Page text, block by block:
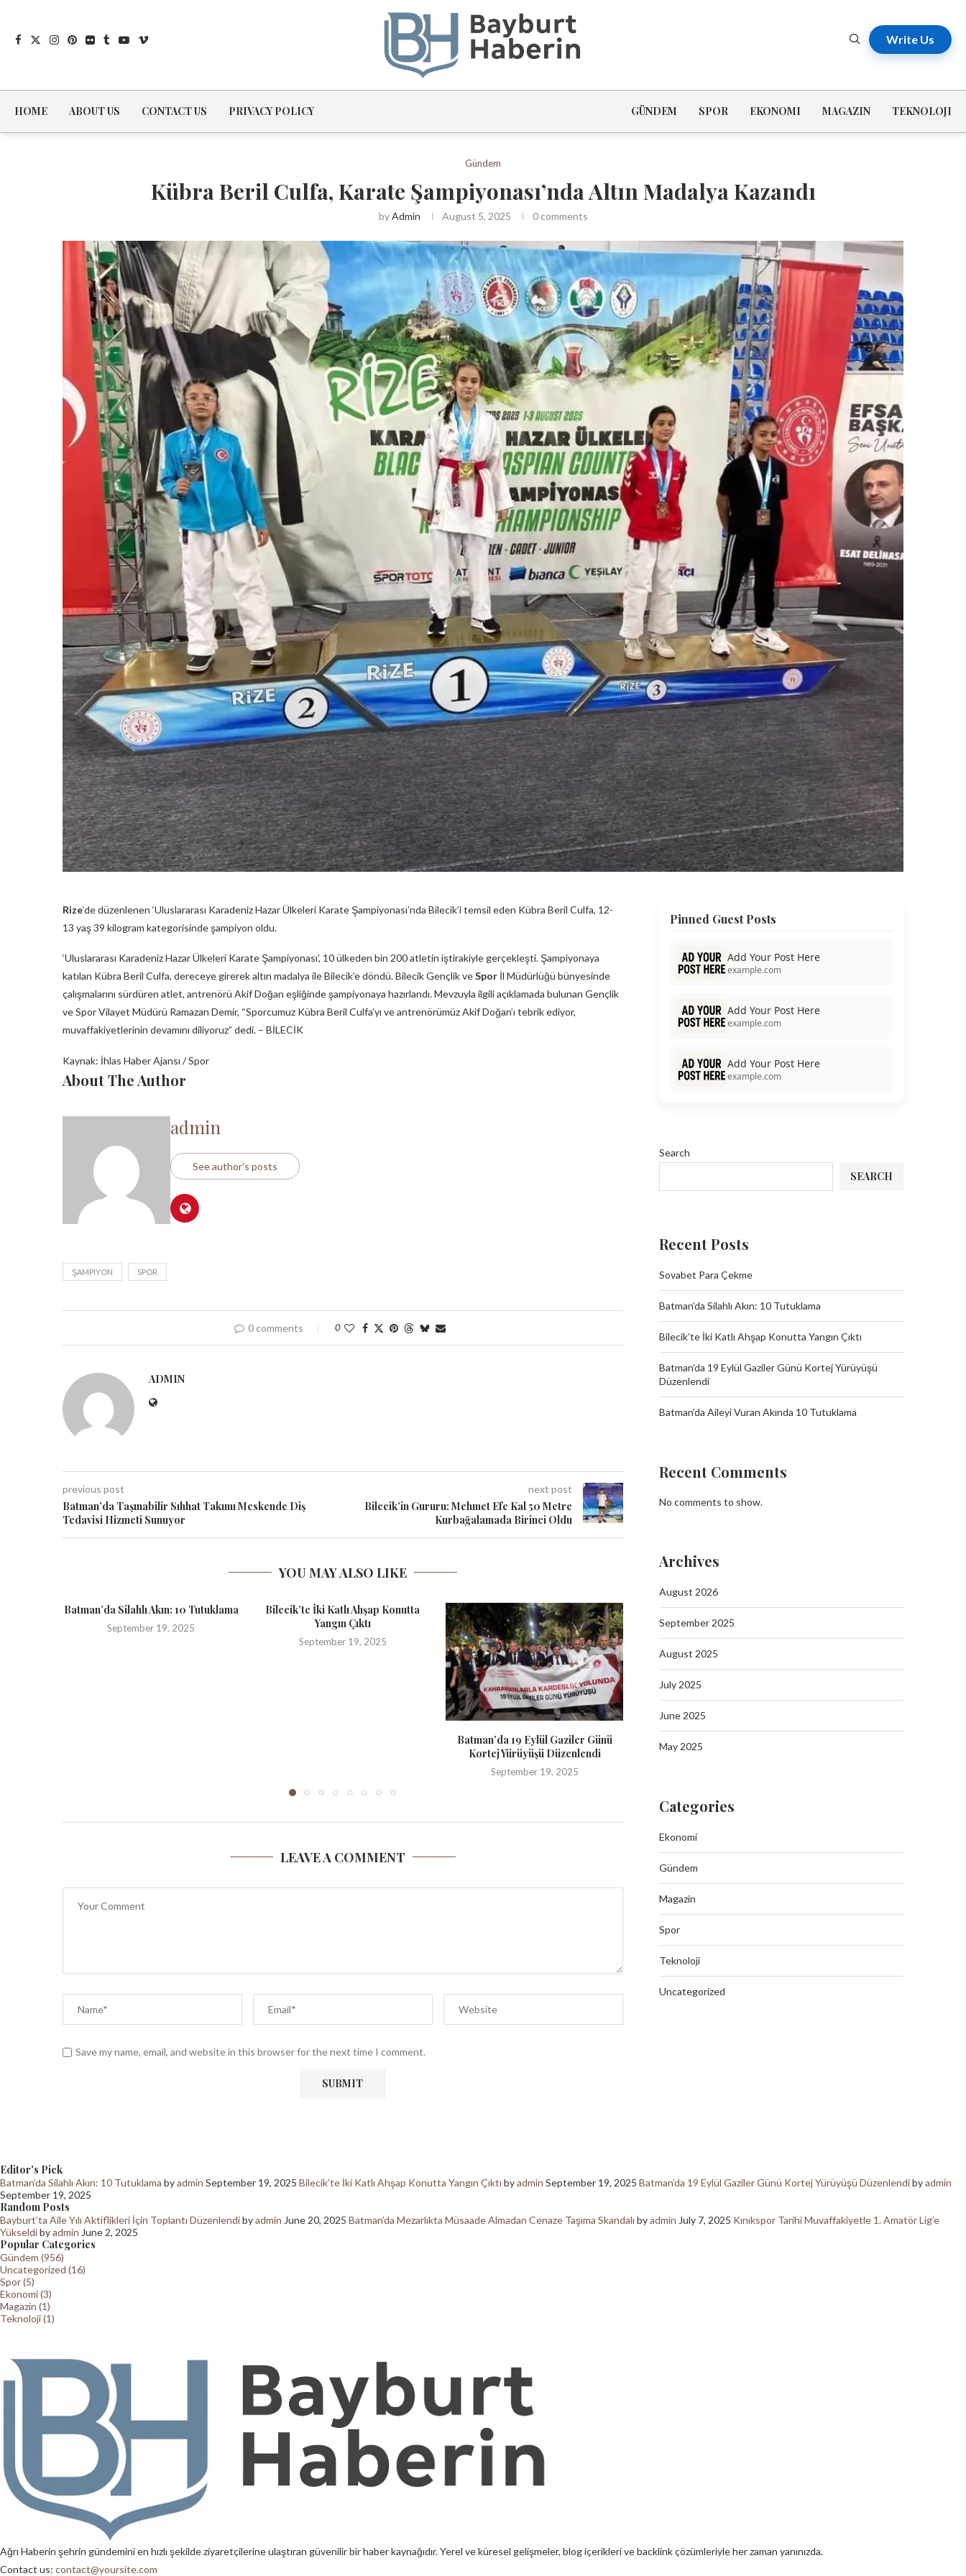
Write Us
HOME ABOUT US CONTACT US PRIVACY POLICY GÜNDEM SPOR EKONOMI MAGAZIN TEKNOLOJI
Gündem
Kübra Beril Culfa, Karate Şampiyonası’nda Altın Madalya Kazandı
byAdmin August 5, 2025 0 comments
Rize‘de düzenlenen ‘Uluslararası Karadeniz Hazar Ülkeleri Karate Şampiyonası’nda Bilecik’i temsil eden Kübra Beril Culfa, 12-
13 yaş 39 kilogram kategorisinde şampiyon oldu.
‘Uluslararası Karadeniz Hazar Ülkeleri Karate Şampiyonası’, 10 ülkeden bin 200 atletin iştirakiyle gerçekleşti. Şampiyonaya
katılan Kübra Beril Culfa, dereceye girerek altın madalya ile Bilecik’e döndü. Bilecik Gençlik veSpor İl Müdürlüğü bünyesinde
çalışmalarını sürdüren atlet, antrenörü Akif Doğan eşliğinde şampiyonaya hazırlandı. Mevzuyla ilgili açıklamada bulunan Gençlik
ve Spor Vilayet Müdürü Ramazan Demir, “Sporcumuz Kübra Beril Culfa’yı ve antrenörümüz Akif Doğan’ı tebrik ediyor,
muvaffakiyetlerinin devamını diliyoruz” dedi. – BİLECİK
Kaynak: İhlas Haber Ajansı / Spor
About The Author
admin
See author's posts
ŞAMPIYON SPOR
0 comments 0
ADMIN
previous post
Batman’da Taşınabilir Sıhhat Takımı Meskende Diş
Tedavisi Hizmeti Sunuyor
next post
Bilecik’in Gururu: Mehmet Efe Kal 50 Metre
Kurbağalamada Birinci Oldu
YOU MAY ALSO LIKE
Batman’da Silahlı Akın: 10 Tutuklama
September 19, 2025
Bilecik’te İki Katlı Ahşap Konutta
Yangın Çıktı
September 19, 2025
Batman’da 19 Eylül Gaziler Günü
Kortej Yürüyüşü Düzenlendi
September 19, 2025
Batman’da Aileyi Vuran Akında 10
Tutuklama
September 19, 2025
LEAVE A COMMENT
Save my name, email, and website in this browser for the next time I comment.
Pinned Guest Posts
Add Your Post Here
example.com
Add Your Post Here
example.com
Add Your Post Here
example.com
Search
SEARCH
Recent Posts
Sovabet Para Çekme
Batman’da Silahlı Akın: 10 Tutuklama
Bilecik’te İki Katlı Ahşap Konutta Yangın Çıktı
Batman’da 19 Eylül Gaziler Günü Kortej Yürüyüşü
Düzenlendi
Batman’da Aileyi Vuran Akında 10 Tutuklama
Recent Comments
No comments to show.
Archives
August 2026
September 2025
August 2025
July 2025
June 2025
May 2025
Categories
Ekonomi
Gündem
Magazin
Spor
Teknoloji
Uncategorized
Editor's Pick
Batman’da Silahlı Akın: 10 Tutuklama byadmin September 19, 2025 Bilecik’te İki Katlı Ahşap Konutta Yangın Çıktı byadmin September 19, 2025 Batman’da 19 Eylül Gaziler Günü Kortej Yürüyüşü Düzenlendibyadmin
September 19, 2025
Random Posts
Bayburt’ta Aile Yılı Aktiflikleri İçin Toplantı Düzenlendibyadmin June 20, 2025 Batman’da Mezarlıkta Müsaade Almadan Cenaze Taşıma Skandalı byadmin July 7, 2025 Kınıkspor Tarihi Muvaffakiyetle 1. Amatör Lig’e
Yükseldibyadmin June 2, 2025
Popular Categories
Gündem (956)
Uncategorized (16)
Spor (5)
Ekonomi (3)
Magazin (1)
Teknoloji (1)
Ağrı Haberin şehrin gündemini en hızlı şekilde ziyaretçilerine ulaştıran güvenilir bir haber kaynağıdır. Yerel ve küresel gelişmeler, blog içerikleri ve backlink çözümleriyle her zaman yanınızda.
Contact us: contact@yoursite.com